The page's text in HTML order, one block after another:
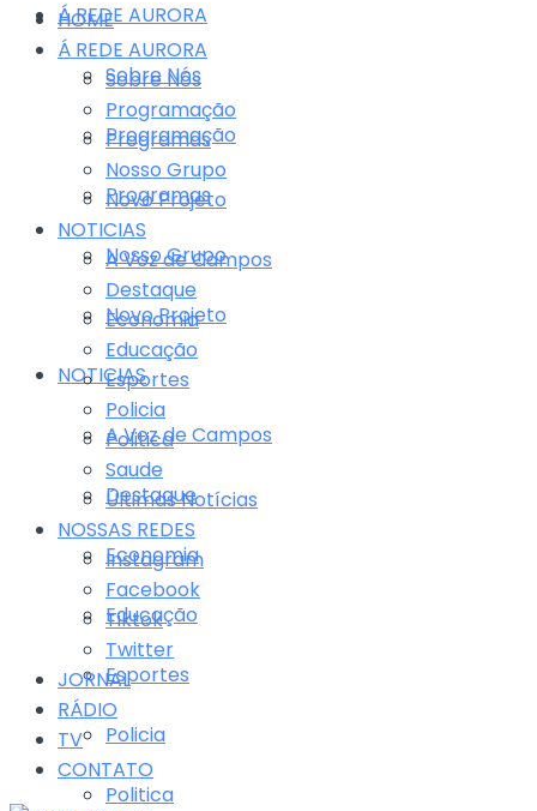
Á REDE AURORA
Sobre Nós
Programação
Programas
Nosso Grupo
Novo Projeto
NOTICIAS
A Voz de Campos
Destaque
Economia
Educação
Esportes
Policia
Politica
HOME
Á REDE AURORA
Sobre Nós
Programação
Programas
Nosso Grupo
Novo Projeto
NOTICIAS
A Voz de Campos
Destaque
Economia
Educação
Esportes
Policia
Politica
Saude
Últimas Notícias
NOSSAS REDES
Instagram
Facebook
Tiktok
Twitter
JORNAL
RÁDIO
TV
CONTATO